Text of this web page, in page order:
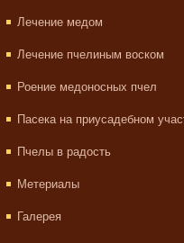
Лечение медом
Лечение пчелиным воском
Роение медоносных пчел
Пасека на приусадебном
Пчелы в радость
Метериалы
Галерея